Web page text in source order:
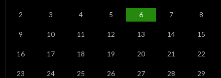
2 3 4 5 6 7 8
9 10 11 12 13 14 15
16 17 18 19 20 21 22
23 24 25 26 27 28 29